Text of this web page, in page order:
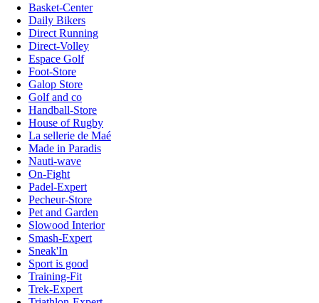
Basket-Center
Daily Bikers
Direct Running
Direct-Volley
Espace Golf
Foot-Store
Galop Store
Golf and co
Handball-Store
House of Rugby
La sellerie de Maé
Made in Paradis
Nauti-wave
On-Fight
Padel-Expert
Pecheur-Store
Pet and Garden
Slowood Interior
Smash-Expert
Sneak'In
Sport is good
Training-Fit
Trek-Expert